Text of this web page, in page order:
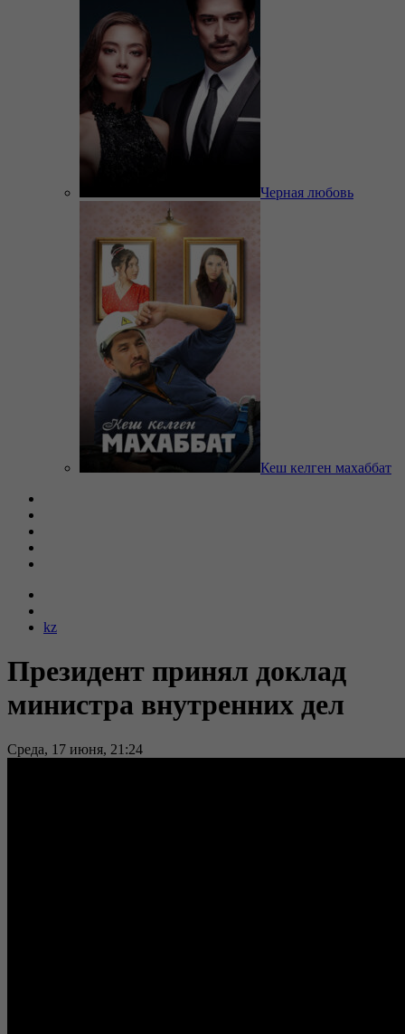
Черная любовь
Кеш келген махаббат
kz
Президент принял доклад
министра внутренних дел
Среда, 17 июня, 21:24